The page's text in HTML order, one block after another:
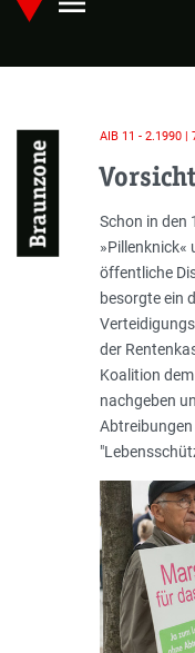
Skip
main
Braunzone
AIB 11 - 2.1990 |
Einleitung
Schon in den
»Pillenknick«
öffentliche
besorgte ein
der
Koalition
nachgeben